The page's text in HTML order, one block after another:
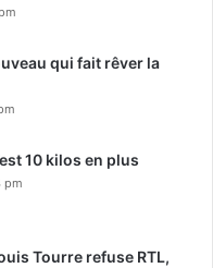
qui fait rêver la
10 kilos en plus
pm
Tourre refuse RTL,